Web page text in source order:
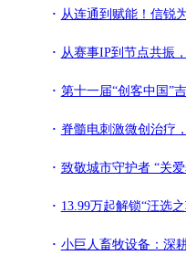
从连通到赋能！信锐为常春汽车构建高可
从赛事IP到节点共振，抖音生活服务借
第十一届“创客中国”吉林省中小企业
脊髓电刺激微创治疗，李金剑团队成功
致敬城市守护者 “关爱烈日下最可爱的
13.99万起解锁“汪选之车”精灵1号，smart宠物
小巨人畜牧设备：深耕智能畜牧装备39载，